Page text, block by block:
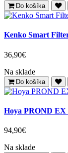
Do košíka
Kenko Smart
36,90€
Na sklade
Do košíka
Hoya PROND EX
94,90€
Na sklade